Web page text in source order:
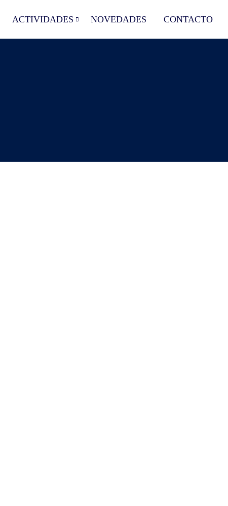
ACTIVIDADES NOVEDADES CONTACTO